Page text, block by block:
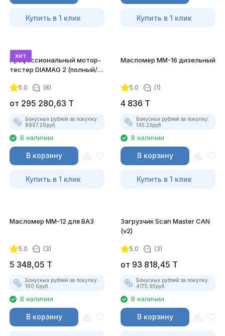
Купить в 1 клик Купить в 1 клик
хит
Профессиональный мотор-
тестер DIAMAG 2 (полный/
5.0 (8)
от 295 280,63 T
Бонусных рублей за покупку:
8867.29руб.
В наличии
В корзину
Купить в 1 клик
Масломер ММ-16 дизельный
5.0 (1)
4 836 T
Бонусных рублей за покупку:
145.23руб.
В наличии
В корзину
Купить в 1 клик
Масломер ММ-12 для ВАЗ
5.0 (3)
5 348,05 T
Бонусных рублей за покупку:
160.6руб.
В наличии
В корзину
Загрузчик Scan Master CAN
(v2)
5.0 (3)
от 93 818,45 T
Бонусных рублей за покупку:
4175.65руб.
В наличии
В корзину